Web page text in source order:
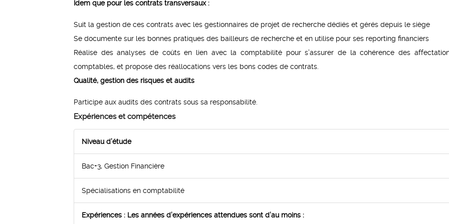
Idem que pour les contrats transversaux :
Suit la gestion de ces contrats avec les gestionnaires de projet de recherche dédiés et gérés depuis le siège
Se documente sur les bonnes pratiques des bailleurs de recherche et en utilise pour ses reporting financiers
Réalise des analyses de coûts en lien avec la comptabilité pour s’assurer de la cohérence des
comptables, et propose des réallocations vers les bons codes de contrats.
Qualité, gestion des risques et audits
Participe aux audits des contrats sous sa responsabilité.
Expériences et compétences
Niveau d’étude
Bac+3, Gestion Financière
Spécialisations en comptabilité
Expériences : Les années d’expériences attendues sont d’au moins :